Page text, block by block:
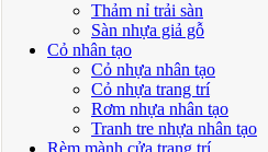
Thảm nỉ trải sàn
Sàn nhựa giả gỗ
Cỏ nhân tạo
Cỏ nhựa nhân tạo
Cỏ nhựa trang trí
Rơm nhựa nhân tạo
Tranh tre nhựa nhân tạo
Rèm mành cửa trang trí